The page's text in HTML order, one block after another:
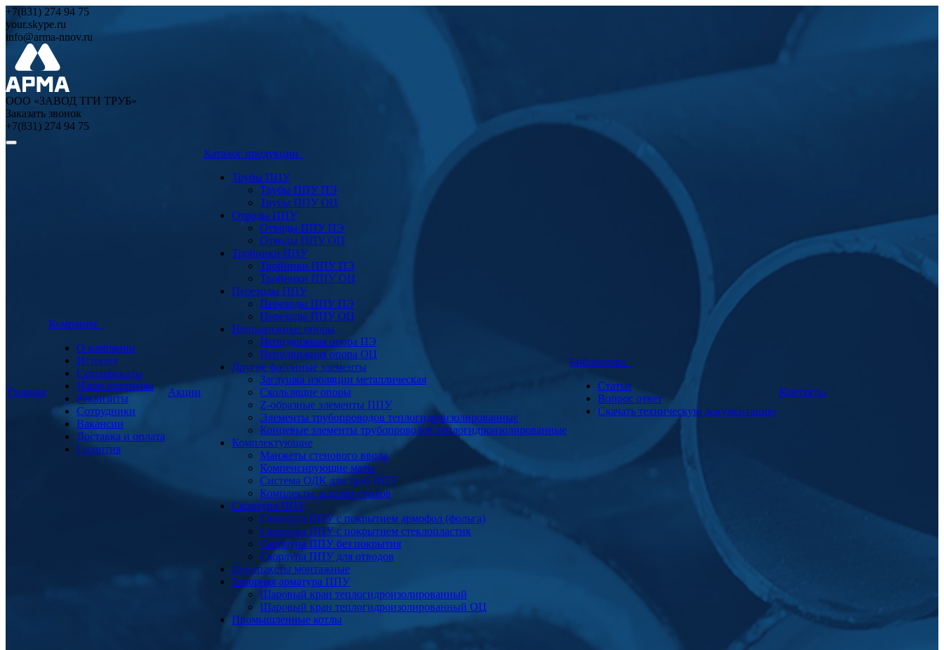
+7(831) 274 94 75
your.skype.ru
info@arma-nnov.ru
ООО «ЗАВОД ТГИ ТРУБ»
Заказать звонок
+7(831) 274 94 75
Главная
Компания
О компании
История
Сертификаты
Наши партнеры
Реквизиты
Сотрудники
Вакансии
Доставка и оплата
Гарантия
Акции
Каталог продукции
Трубы ППУ
Трубы ППУ ПЭ
Трубы ППУ ОЦ
Отводы ППУ
Отводы ППУ ПЭ
Отводы ППУ ОЦ
Тройники ППУ
Тройники ППУ ПЭ
Тройники ППУ ОЦ
Переходы ППУ
Переходы ППУ ПЭ
Переходы ППУ ОЦ
Неподвижные опоры
Неподвижная опора ПЭ
Неподвижная опора ОЦ
Другие фасонные элементы
Заглушка изоляции металлическая
Скользящие опоры
Z-образные элементы ППУ
Элементы трубопроводов теплогидроизолированные
Концевые элементы трубопроводов теплогидроизолированные
Комплектующие
Манжеты стенового ввода
Компенсирующие маты
Система ОДК для труб ППУ
Комплекты заделки стыков
Скорлупа ППУ
Скорлупа ППУ с покрытием армофол (фольга)
Скорлупа ППУ с покрытием стеклопластик
Скорлупа ППУ без покрытия
Скорлупа ППУ для отводов
Пенопакеты монтажные
Запорная арматура ППУ
Шаровый кран теплогидроизолированный
Шаровый кран теплогидроизолированный ОЦ
Промышленные котлы
Библиотека
Статьи
Вопрос ответ
Скачать техническую документацию
Контакты